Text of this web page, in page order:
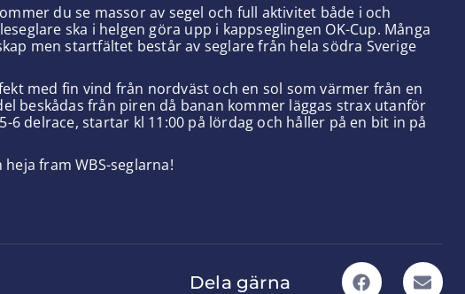
du se massor av segel och full aktivitet både i och
ska i helgen göra upp i kappseglingen OK-Cup. Många
men startfältet består av seglare från hela södra Sverige
med fin vind från nordväst och en sol som värmer från en
beskådas från piren då banan kommer läggas strax utanför
6 delrace, startar kl 11:00 på lördag och håller på en bit in på
fram WBS-seglarna!
Dela gärna